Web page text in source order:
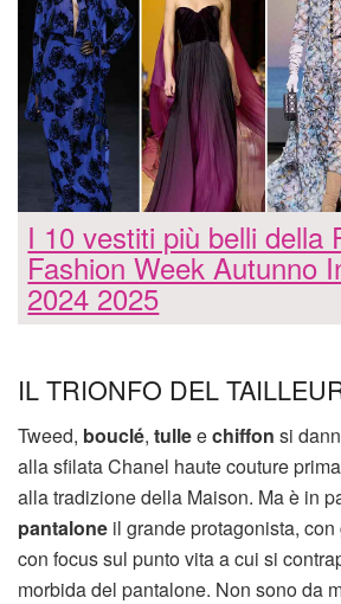
I 10 vestiti più belli della
Fashion Week Autunno
2024 2025
IL TRIONFO DEL
Tweed, bouclé, tulleechiffon si
alla sfilata Chanel haute couture
alla tradizione della Maison. Ma è in
pantalone il grande protagonista,
con focus sul punto vita a cui si
morbida del pantalone. Non sono da